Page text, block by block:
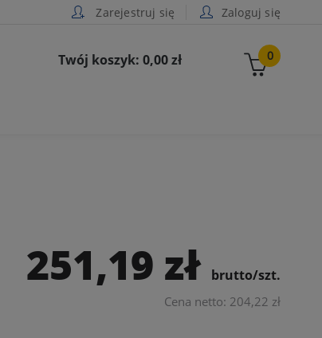
Zarejestruj się Zaloguj się
0
Twój koszyk: 0,00 zł
251,19 zł brutto/szt.
Cena netto: 204,22 zł